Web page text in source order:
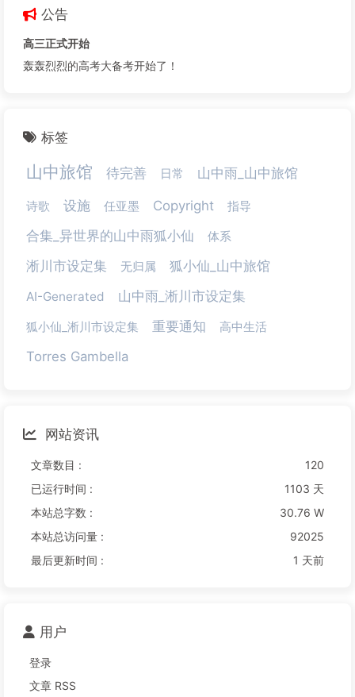
公告
高三正式开始
轰轰烈烈的高考大备考开始了！
标签
山中旅馆 待完善 日常 山中雨_山中旅馆
诗歌 设施 任亚墨 Copyright 指导
合集_异世界的山中雨狐小仙 体系
淅川市设定集 无归属 狐小仙_山中旅馆
AI-Generated 山中雨_淅川市设定集
狐小仙_淅川市设定集 重要通知 高中生活
Torres Gambella
网站资讯
文章数目 :
120
已运行时间 :
1103 天
本站总字数 :
30.76 W
本站总访问量 :
92025
最后更新时间 :
1 天前
用户
登录
文章 RSS